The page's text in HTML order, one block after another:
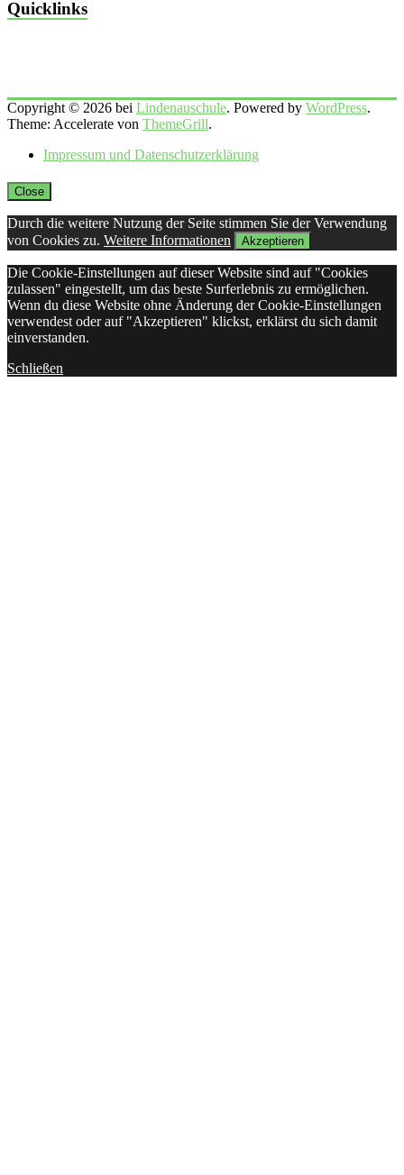
Quicklinks
Copyright © 2026 bei Lindenauschule. Powered by WordPress.
Theme: Accelerate von ThemeGrill.
Impressum und Datenschutzerklärung
Close
Durch die weitere Nutzung der Seite stimmen Sie der Verwendung
von Cookies zu. Weitere Informationen Akzeptieren
Die Cookie-Einstellungen auf dieser Website sind auf "Cookies
zulassen" eingestellt, um das beste Surferlebnis zu ermöglichen.
Wenn du diese Website ohne Änderung der Cookie-Einstellungen
verwendest oder auf "Akzeptieren" klickst, erklärst du sich damit
einverstanden.
Schließen